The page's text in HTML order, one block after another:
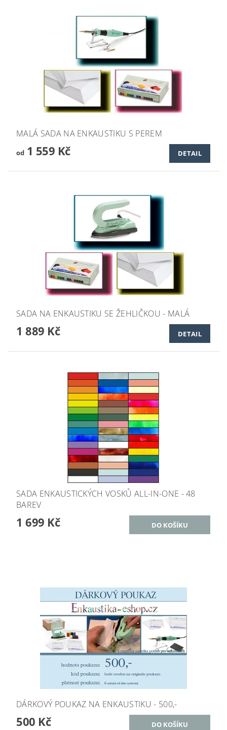
MALÁ SADA NA ENKAUSTIKU S PEREM
od1 559 Kč DETAIL
SADA NA ENKAUSTIKU SE ŽEHLIČKOU - MALÁ
1 889 Kč DETAIL
SADA ENKAUSTICKÝCH VOSKŮ ALL-IN-ONE - 48
BAREV
1 699 Kč
DÁRKOVÝ POUKAZ NA ENKAUSTIKU - 500,-
500 Kč